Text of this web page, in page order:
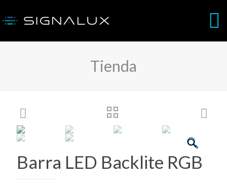
Tienda
🔍
Barra LED Backlite RGB